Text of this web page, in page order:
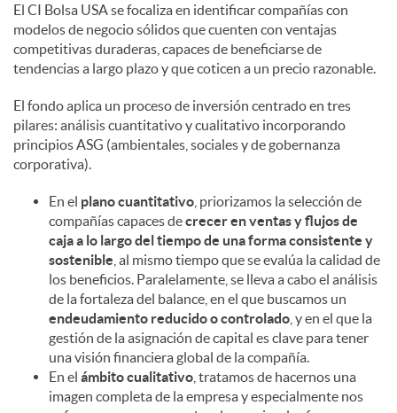
d
e
c
o
e
El CI Bolsa USA se focaliza en identificar compañías con
modelos de negocio sólidos que cuenten con ventajas
competitivas duraderas, capaces de beneficiarse de
tendencias a largo plazo y que coticen a un precio razonable.
El fondo aplica un proceso de inversión centrado en tres
pilares: análisis cuantitativo y cualitativo incorporando
principios ASG (ambientales, sociales y de gobernanza
corporativa).
En el plano cuantitativo , priorizamos la selección de
compañías capaces decrecer en ventas y flujos de
caja a lo largo del tiempo de una forma consistente y
sostenible , al mismo tiempo que se evalúa la calidad de
los beneficios. Paralelamente, se lleva a cabo el análisis
de la fortaleza del balance, en el que buscamos un
endeudamiento reducido o controlado , y en el que la
gestión de la asignación de capital es clave para tener
una visión financiera global de la compañía.
En el ámbito cualitativo , tratamos de hacernos una
imagen completa de la empresa y especialmente nos